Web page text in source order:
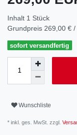
Inhalt 1 Stück
Grundpreis 269,00 € /
sofort versandfertig
Wunschliste
* inkl. ges. MwSt. zzgl.